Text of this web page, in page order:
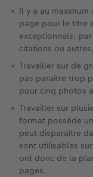
Il y a au
page pour le titre
exceptionnels,
citations ou
Travailler sur de
pas paraître trop
pour cinq photos
Travailler sur
format possède
peut disparaître
sont utilisables
ont donc de la
pages.